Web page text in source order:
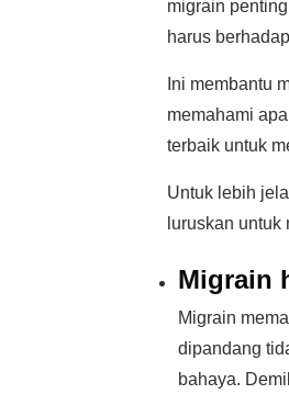
migrain
harus
Ini membantu
memahami
terbaik untuk
Untuk lebih
luruskan
Migrain
Migrain
dipandang
bahaya.